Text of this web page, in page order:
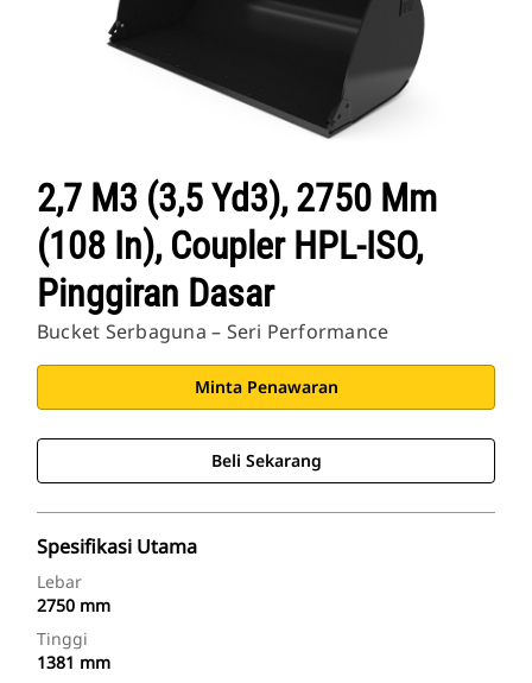
2,7 M3 (3,5 Yd3), 2750 Mm
(108 In), Coupler HPL-ISO,
Pinggiran Dasar
Bucket Serbaguna – Seri Performance
Minta Penawaran
Beli Sekarang
Spesifikasi Utama
Lebar
2750 mm
Tinggi
1381 mm